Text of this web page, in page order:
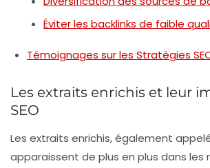
Éviter les backlinks de faible
Témoignages sur les Stratégies
Les extraits enrichis et leur
SEO
Les extraits enrichis, également
apparaissent de plus en plus dans les